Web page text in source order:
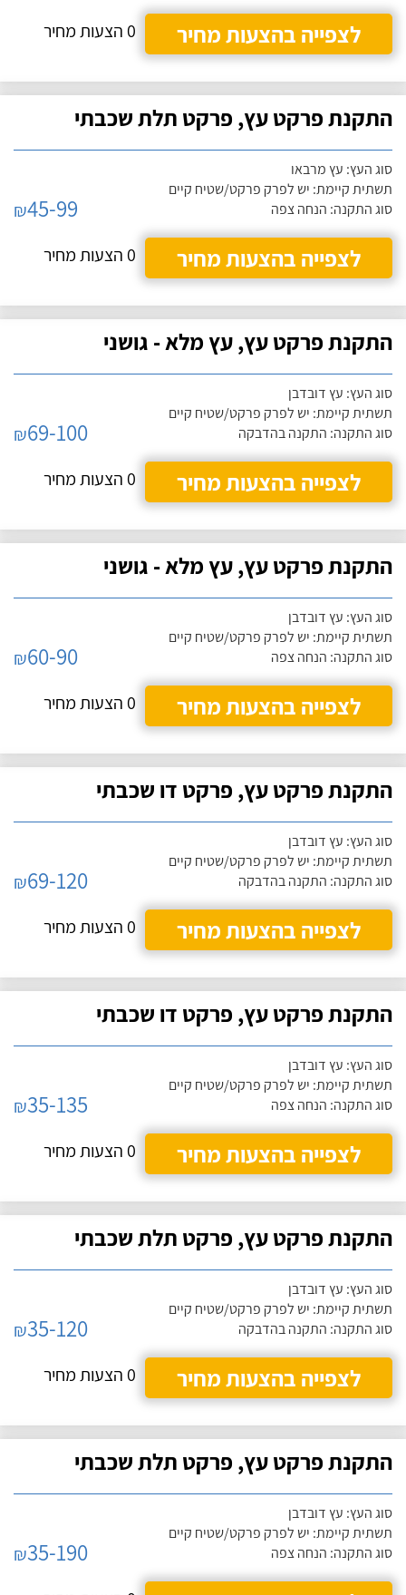
לצפייה בהצעות מחיר 0 הצעות מחיר
התקנת פרקט עץ, פרקט תלת שכבתי
סוג העץ: עץ מרבאו
תשתית קיימת: יש לפרק פרקט/שטיח קיים
סוג התקנה: הנחה צפה
₪45-99
לצפייה בהצעות מחיר
0 הצעות מחיר
התקנת פרקט עץ, עץ מלא - גושני
סוג העץ: עץ דובדבן
תשתית קיימת: יש לפרק פרקט/שטיח קיים
סוג התקנה: התקנה בהדבקה
₪69-100
לצפייה בהצעות מחיר
0 הצעות מחיר
התקנת פרקט עץ, עץ מלא - גושני
סוג העץ: עץ דובדבן
תשתית קיימת: יש לפרק פרקט/שטיח קיים
סוג התקנה: הנחה צפה
₪60-90
לצפייה בהצעות מחיר
0 הצעות מחיר
התקנת פרקט עץ, פרקט דו שכבתי
סוג העץ: עץ דובדבן
תשתית קיימת: יש לפרק פרקט/שטיח קיים
סוג התקנה: התקנה בהדבקה
₪69-120
לצפייה בהצעות מחיר
0 הצעות מחיר
התקנת פרקט עץ, פרקט דו שכבתי
סוג העץ: עץ דובדבן
תשתית קיימת: יש לפרק פרקט/שטיח קיים
סוג התקנה: הנחה צפה
₪35-135
לצפייה בהצעות מחיר
0 הצעות מחיר
התקנת פרקט עץ, פרקט תלת שכבתי
סוג העץ: עץ דובדבן
תשתית קיימת: יש לפרק פרקט/שטיח קיים
סוג התקנה: התקנה בהדבקה
₪35-120
לצפייה בהצעות מחיר
0 הצעות מחיר
התקנת פרקט עץ, פרקט תלת שכבתי
סוג העץ: עץ דובדבן
תשתית קיימת: יש לפרק פרקט/שטיח קיים
סוג התקנה: הנחה צפה
₪35-190